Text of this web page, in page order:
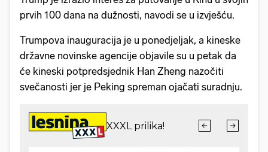
prvih 100 dana na dužnosti, navodi se u izvješću.
Trumpova inauguracija je u ponedjeljak, a kineske
državne novinske agencije objavile su u petak da
će kineski potpredsjednik Han Zheng nazočiti
svečanosti jer je Peking spreman ojačati suradnju.